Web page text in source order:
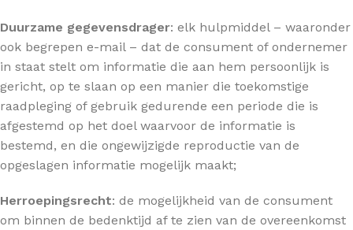
Duurzame gegevensdrager: elk hulpmiddel – waaronder
ook begrepen e-mail – dat de consument of ondernemer
in staat stelt om informatie die aan hem persoonlijk is
gericht, op te slaan op een manier die toekomstige
raadpleging of gebruik gedurende een periode die is
afgestemd op het doel waarvoor de informatie is
bestemd, en die ongewijzigde reproductie van de
opgeslagen informatie mogelijk maakt;
Herroepingsrecht: de mogelijkheid van de consument
om binnen de bedenktijd af te zien van de overeenkomst